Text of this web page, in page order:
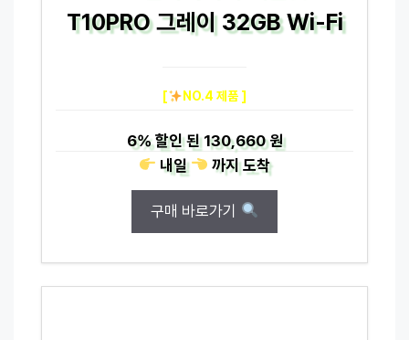
T10PRO 그레이 32GB Wi-Fi
[ NO.4 제품 ]
6%할인 된130,660 원
내일
까지도착
구매 바로가기